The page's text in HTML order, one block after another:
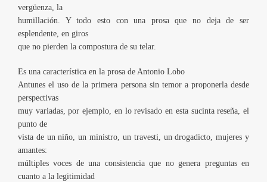
vergüenza, la
humillación. Y todo esto con una prosa que no deja de ser
esplendente, en giros
que no pierden la compostura de su telar.
Es una característica en la prosa de Antonio Lobo
Antunes el uso de la primera persona sin temor a proponerla desde
perspectivas
muy variadas, por ejemplo, en lo revisado en esta sucinta reseña, el
punto de
vista de un niño, un ministro, un travesti, un drogadicto, mujeres y
amantes:
múltiples voces de una consistencia que no genera preguntas en
cuanto a la legitimidad